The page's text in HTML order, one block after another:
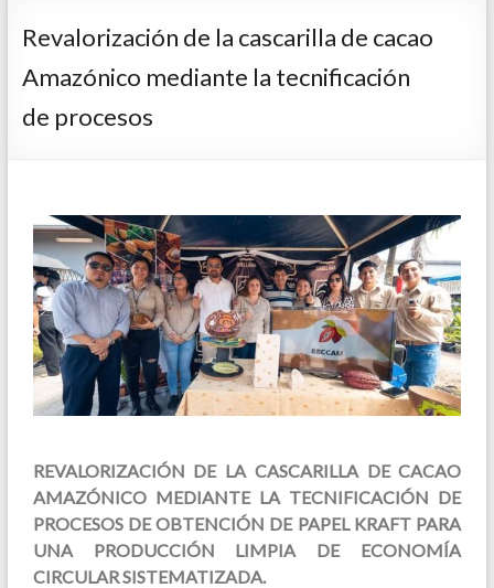
Revalorización de la cascarilla de cacao
Amazónico mediante la tecnificación
de procesos
REVALORIZACIÓN DE LA CASCARILLA DE CACAO
AMAZÓNICO MEDIANTE LA TECNIFICACIÓN DE
PROCESOS DE OBTENCIÓN DE PAPEL KRAFT PARA
UNA PRODUCCIÓN LIMPIA DE ECONOMÍA
CIRCULAR SISTEMATIZADA.